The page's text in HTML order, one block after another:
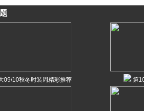
09/10秋冬时装周精彩推荐 第